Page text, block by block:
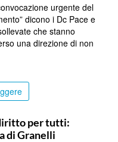
urgente del
dicono i Dc Pace e
che stanno
una direzione di non
per tutti:
di Granelli